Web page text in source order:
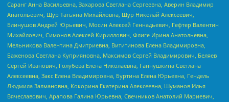
Саранг Анна Васильевна, Захарова Светлана Сергеевна, Аверин Владимир
Анатольевич, Щур Татьяна Михайловна, Щур Николай Алексеевич,
Блинушов Андрей Юрьевич, Мосин Алексей Геннадьевич, Гефтер Валентин
Михайлович, Симонов Алексей Кириллович, Флиге Ирина Анатольевна,
Мельникова Валентина Дмитриевна, Вититинова Елена Владимировна,
Баженова Светлана Куприяновна, Максимов Сергей Владимирович, Беляев
Сергей Иванович, Голубева Елена Николаевна, Ганнушкина Светлана
Алексеевна, Закс Елена Владимировна, Буртина Елена Юрьевна, Гендель
Людмила Залмановна, Кокорина Екатерина Алексеевна, Шуманов Илья
Вячеславович, Арапова Галина Юрьевна, Свечников Анатолий Мариевич,